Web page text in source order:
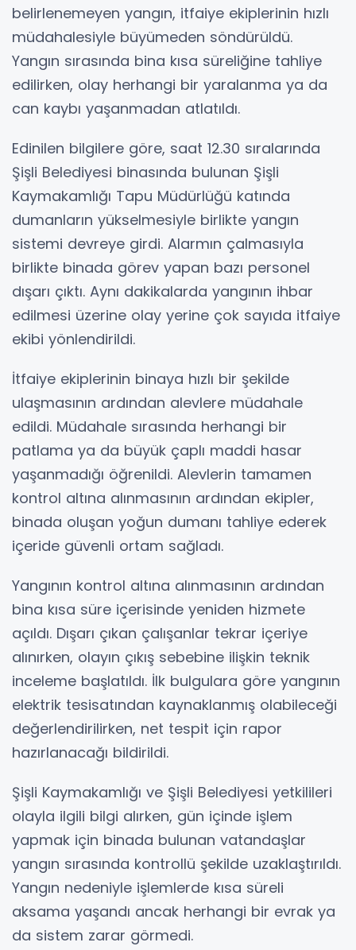
belirlenemeyen yangın, itfaiye ekiplerinin hızlı
müdahalesiyle büyümeden söndürüldü.
Yangın sırasında bina kısa süreliğine tahliye
edilirken, olay herhangi bir yaralanma ya da
can kaybı yaşanmadan atlatıldı.
Edinilen bilgilere göre, saat 12.30 sıralarında
Şişli Belediyesi binasında bulunan Şişli
Kaymakamlığı Tapu Müdürlüğü katında
dumanların yükselmesiyle birlikte yangın
sistemi devreye girdi. Alarmın çalmasıyla
birlikte binada görev yapan bazı personel
dışarı çıktı. Aynı dakikalarda yangının ihbar
edilmesi üzerine olay yerine çok sayıda itfaiye
ekibi yönlendirildi.
İtfaiye ekiplerinin binaya hızlı bir şekilde
ulaşmasının ardından alevlere müdahale
edildi. Müdahale sırasında herhangi bir
patlama ya da büyük çaplı maddi hasar
yaşanmadığı öğrenildi. Alevlerin tamamen
kontrol altına alınmasının ardından ekipler,
binada oluşan yoğun dumanı tahliye ederek
içeride güvenli ortam sağladı.
Yangının kontrol altına alınmasının ardından
bina kısa süre içerisinde yeniden hizmete
açıldı. Dışarı çıkan çalışanlar tekrar içeriye
alınırken, olayın çıkış sebebine ilişkin teknik
inceleme başlatıldı. İlk bulgulara göre yangının
elektrik tesisatından kaynaklanmış olabileceği
değerlendirilirken, net tespit için rapor
hazırlanacağı bildirildi.
Şişli Kaymakamlığı ve Şişli Belediyesi yetkilileri
olayla ilgili bilgi alırken, gün içinde işlem
yapmak için binada bulunan vatandaşlar
yangın sırasında kontrollü şekilde uzaklaştırıldı.
Yangın nedeniyle işlemlerde kısa süreli
aksama yaşandı ancak herhangi bir evrak ya
da sistem zarar görmedi.